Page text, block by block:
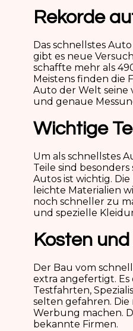
Rekorde
Das schnellstes
gibt es neue
schaffte mehr als
Meistens finden die
Auto der Welt seine
und genaue
Wichtige
Um als schnellstes
Teile sind
Autos ist wichtig.
leichte Materialien
noch schneller zu
und spezielle
Kosten
Der Bau vom
extra angefertigt.
Testfahrten,
selten gefahren.
Werbung machen.
bekannte Firmen.